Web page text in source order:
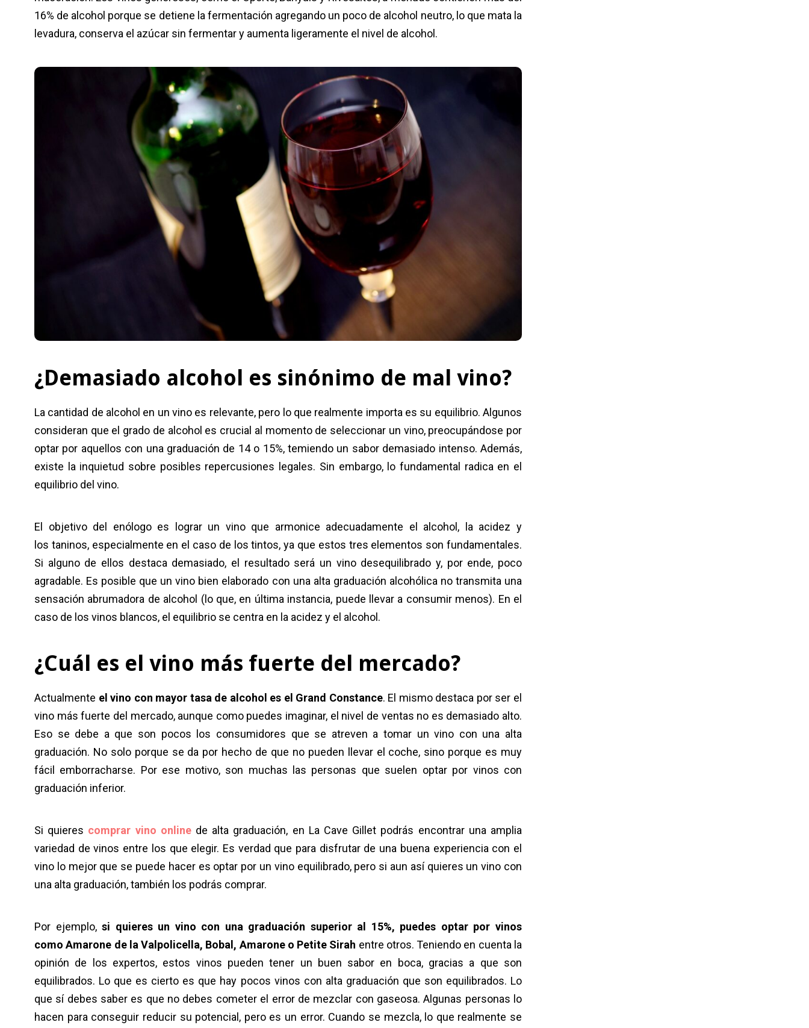
16% de alcohol porque se detiene la fermentación agregando un poco de alcohol neutro, lo que mata la
levadura, conserva el azúcar sin fermentar y aumenta ligeramente el nivel de alcohol.
¿Demasiado alcohol es sinónimo de mal vino?
La cantidad de alcohol en un vino es relevante, pero lo que realmente importa es su equilibrio. Algunos
consideran que el grado de alcohol es crucial al momento de seleccionar un vino, preocupándose por
optar por aquellos con una graduación de 14 o 15%, temiendo un sabor demasiado intenso. Además,
existe la inquietud sobre posibles repercusiones legales. Sin embargo, lo fundamental radica en el
equilibrio del vino.
El objetivo del enólogo es lograr un vino que armonice adecuadamente el alcohol, la acidez y
los taninos, especialmente en el caso de los tintos, ya que estos tres elementos son fundamentales.
Si alguno de ellos destaca demasiado, el resultado será un vino desequilibrado y, por ende, poco
agradable. Es posible que un vino bien elaborado con una alta graduación alcohólica no transmita una
sensación abrumadora de alcohol (lo que, en última instancia, puede llevar a consumir menos). En el
caso de los vinos blancos, el equilibrio se centra en la acidez y el alcohol.
¿Cuál es el vino más fuerte del mercado?
Actualmente el vino con mayor tasa de alcohol es el Grand Constance. El mismo destaca por ser el
vino más fuerte del mercado, aunque como puedes imaginar, el nivel de ventas no es demasiado alto.
Eso se debe a que son pocos los consumidores que se atreven a tomar un vino con una alta
graduación. No solo porque se da por hecho de que no pueden llevar el coche, sino porque es muy
fácil emborracharse. Por ese motivo, son muchas las personas que suelen optar por vinos con
graduación inferior.
Si quieres comprar vino onlinede alta graduación, en La Cave Gillet podrás encontrar una amplia
variedad de vinos entre los que elegir. Es verdad que para disfrutar de una buena experiencia con el
vino lo mejor que se puede hacer es optar por un vino equilibrado, pero si aun así quieres un vino con
una alta graduación, también los podrás comprar.
Por ejemplo,si quieres un vino con una graduación superior al 15%, puedes optar por vinos
como Amarone de la Valpolicella, Bobal, Amarone o Petite Sirah entre otros. Teniendo en cuenta la
opinión de los expertos, estos vinos pueden tener un buen sabor en boca, gracias a que son
equilibrados. Lo que es cierto es que hay pocos vinos con alta graduación que son equilibrados. Lo
que sí debes saber es que no debes cometer el error de mezclar con gaseosa. Algunas personas lo
hacen para conseguir reducir su potencial, pero es un error. Cuando se mezcla, lo que realmente se